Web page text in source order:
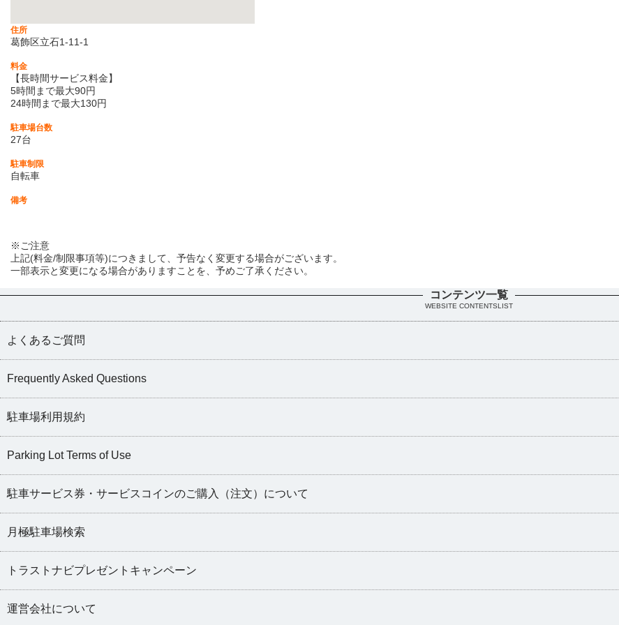
住所
葛飾区立石1-11-1
料金
【長時間サービス料金】
5時間まで最大90円
24時間まで最大130円
駐車場台数
27台
駐車制限
自転車
備考
※ご注意
上記(料金/制限事項等)につきまして、予告なく変更する場合がございます。
一部表示と変更になる場合がありますことを、予めご了承ください。
コンテンツ一覧
WEBSITE CONTENTSLIST
よくあるご質問
Frequently Asked Questions
駐車場利用規約
Parking Lot Terms of Use
駐車サービス券・サービスコインのご購入（注文）について
月極駐車場検索
トラストナビプレゼントキャンペーン
運営会社について